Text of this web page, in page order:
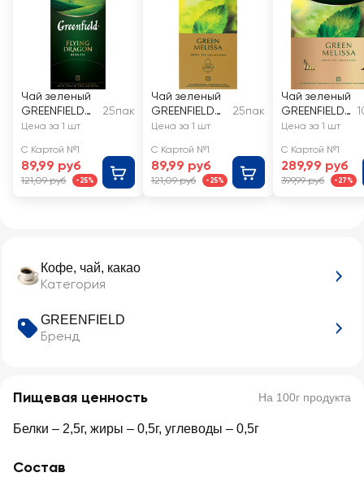
Кофе, чай, какао
Категория
GREENFIELD
Бренд
Пищевая ценность На 100г продукта
Белки – 2,5г, жиры – 0,5г, углеводы – 0,5г
Состав
Чай зеленый
GREENFIELD
Flying Dragon
25пак
Цена за 1 шт
С Картой №1
89,99 руб
121,09 руб -25%
Чай зеленый
GREENFIELD
Green Melissa
25пак
Цена за 1 шт
С Картой №1
89,99 руб
121,09 руб -25%
Чай зеленый
GREENFIELD
Green
Цена за 1 шт
С Картой №1
289,99 руб
399,99 руб -27%